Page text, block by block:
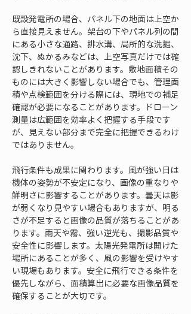
既設発電所の場合、パネル下の地面は上空か
ら直接見えません。架台の下やパネル列の間
にある小さな通路、排水溝、局所的な洗掘、
沈下、ぬかるみなどは、上空写真だけでは確
認しきれないことがあります。敷地面積その
ものには大きく影響しない場合でも、管理面
積や点検範囲を分ける際には、現地での補足
確認が必要になることがあります。ドローン
測量は広範囲を効率よく把握する手段です
が、見えない部分まで完全に把握できるわけ
ではありません。
飛行条件も成果に関わります。風が強い日は
機体の姿勢が不安定になり、画像の重なりや
鮮明さに影響することがあります。曇天は影
が弱くなり見やすい場合もありますが、明る
さが不足すると画像の品質が落ちることがあ
ります。雨天や霧、強い逆光も、撮影品質や
安全性に影響します。太陽光発電所は開けた
場所にあることが多く、風の影響を受けやす
い現場もあります。安全に飛行できる条件を
優先しながら、面積算出に必要な画像品質を
確保することが大切です。